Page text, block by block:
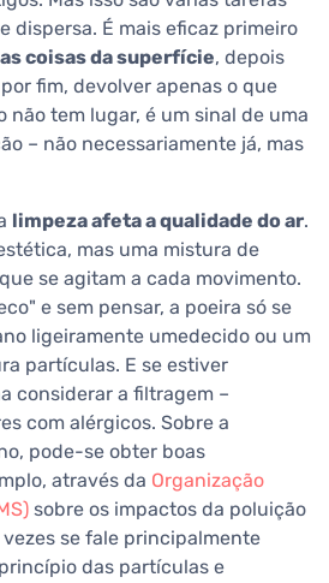
dispersa. É mais eficaz primeiro
coisas da superfície, depois
fim, devolver apenas o que
não tem lugar, é um sinal de uma
– não necessariamente já, mas
limpeza afeta a qualidade do ar.
mas uma mistura de
se agitam a cada movimento.
e sem pensar, a poeira só se
ligeiramente umedecido ou um
partículas. E se estiver
considerar a filtragem –
com alérgicos. Sobre a
pode-se obter boas
através da Organização
sobre os impactos da poluição
se fale principalmente
das partículas e